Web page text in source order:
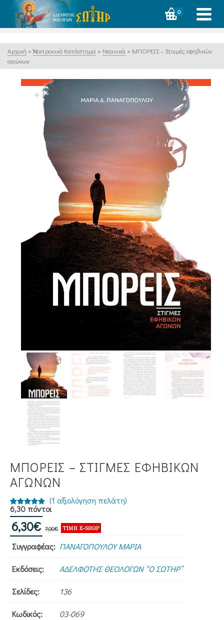
0
Αρχική » Ἠλεκτρονικό Κατάστημα » Νεανικά » ΜΠΟΡΕΙΣ – Στιγμές εφηβικών
αγώνων
ΜΠΟΡΕΙΣ – ΣΤΙΓΜΈΣ ΕΦΗΒΙΚΏΝ
ΑΓΏΝΩΝ
με5.00
από 5 με
βάση
1
βαθμολογία
πελάτη
(1 αξιολόγηση πελάτη)
6,30 πόντοι
7,00€ Original
price
was:
7,00€.
6,30€ Η
τρέχουσα
τιμή
είναι:
6,30€.
Συγγραφέας: ΠΑΝΑΓΟΠΟΥΛΟΥ ΜΑΡΙΑ
Εκδόσεις: ΑΔΕΛΦΟΤΗΣ ΘΕΟΛΟΓΩΝ “Ο ΣΩΤΗΡ”
Σελίδες: 136
Κωδικός: 03-069